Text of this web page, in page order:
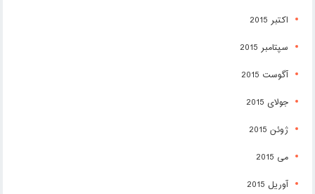
اکتبر 2015
سپتامبر 2015
آگوست 2015
جولای 2015
ژوئن 2015
می 2015
آوریل 2015